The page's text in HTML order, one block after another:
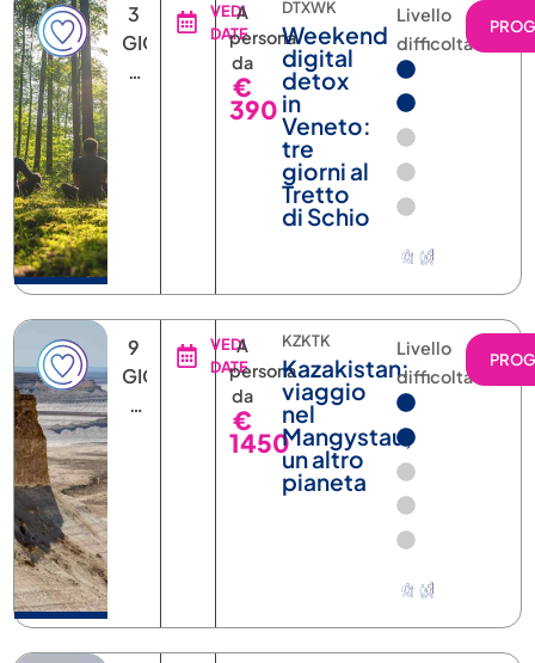
3
GIORNI
2
VEDI
DATE
A
persona
da
€
390
DTXWK
Weekend
digital
detox
in
Veneto:
tre
giorni al
Tretto
di Schio
Livello
difficoltà
9
GIORNI
7
VEDI
DATE
A
persona
da
€
1450
KZKTK
Kazakistan:
viaggio
nel
Mangystau,
un altro
pianeta
Livello
difficoltà